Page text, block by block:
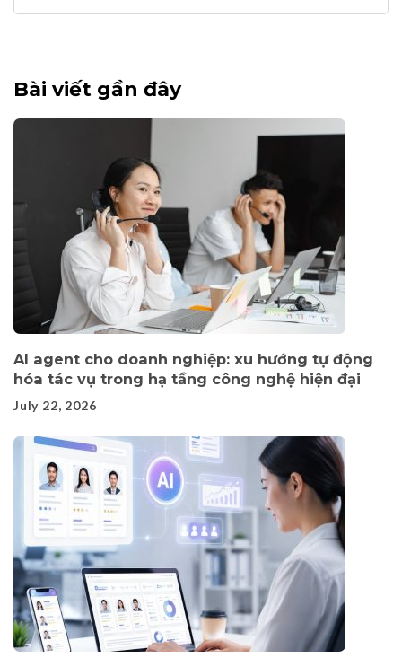
for:
Bài viết gần đây
AI agent cho doanh nghiệp: xu hướng tự động
hóa tác vụ trong hạ tầng công nghệ hiện đại
July 22, 2026